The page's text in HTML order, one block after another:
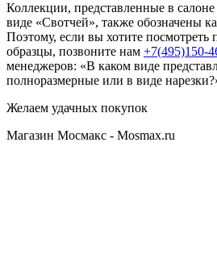
Коллекции, представленные в
виде «Свотчей», также обозначены
Поэтому, если вы хотите посмотреть
образцы, позвоните нам +7(495)150-
менеджеров: «В каком виде
полноразмерные или в виде
Желаем удачных покупок
Магазин Мосмакс - Mosmax.ru